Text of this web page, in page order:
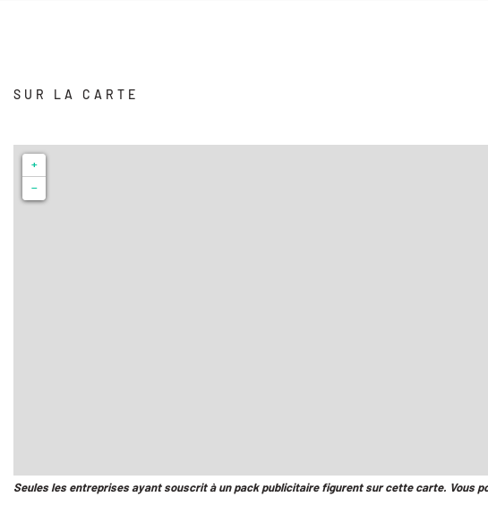
SUR LA CARTE
+
−
Seules les entreprises ayant souscrit à un pack publicitaire figurent sur cette carte. Vous